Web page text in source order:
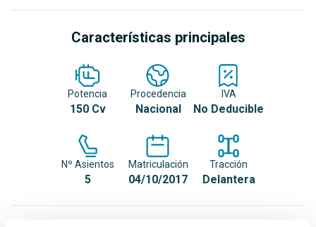
Características principales
Potencia
150 Cv
Procedencia
Nacional
IVA
No Deducible
Nº Asientos
5
Matriculación
04/10/2017
Tracción
Delantera